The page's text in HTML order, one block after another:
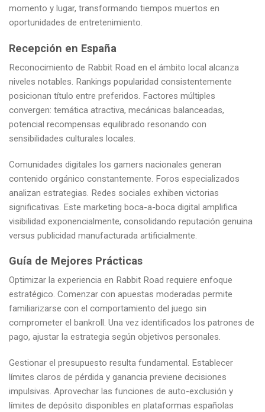
momento y lugar, transformando tiempos muertos en
oportunidades de entretenimiento.
Recepción en España
Reconocimiento de Rabbit Road en el ámbito local alcanza
niveles notables. Rankings popularidad consistentemente
posicionan título entre preferidos. Factores múltiples
convergen: temática atractiva, mecánicas balanceadas,
potencial recompensas equilibrado resonando con
sensibilidades culturales locales.
Comunidades digitales los gamers nacionales generan
contenido orgánico constantemente. Foros especializados
analizan estrategias. Redes sociales exhiben victorias
significativas. Este marketing boca-a-boca digital amplifica
visibilidad exponencialmente, consolidando reputación genuina
versus publicidad manufacturada artificialmente.
Guía de Mejores Prácticas
Optimizar la experiencia en Rabbit Road requiere enfoque
estratégico. Comenzar con apuestas moderadas permite
familiarizarse con el comportamiento del juego sin
comprometer el bankroll. Una vez identificados los patrones de
pago, ajustar la estrategia según objetivos personales.
Gestionar el presupuesto resulta fundamental. Establecer
límites claros de pérdida y ganancia previene decisiones
impulsivas. Aprovechar las funciones de auto-exclusión y
límites de depósito disponibles en plataformas españolas